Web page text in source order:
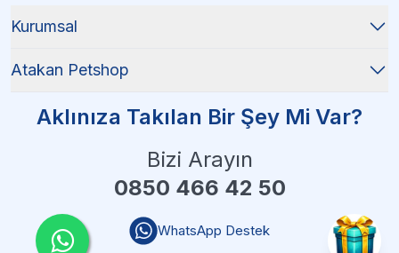
Kurumsal
Atakan Petshop
Aklınıza Takılan Bir Şey Mi Var?
Bizi Arayın
0850 466 42 50
WhatsApp Destek